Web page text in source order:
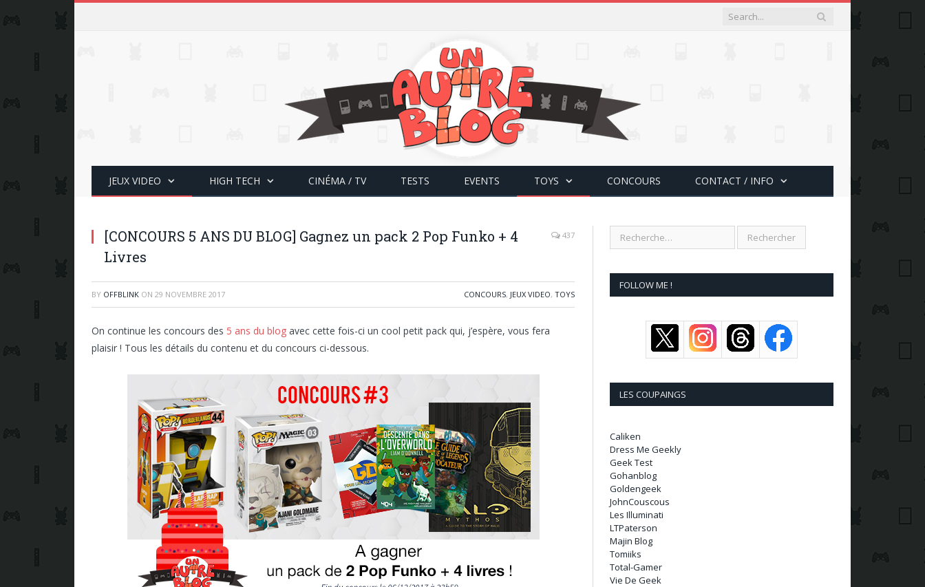
JEUX VIDEO HIGH TECH CINÉMA / TV TESTS EVENTS TOYS CONCOURS CONTACT / INFO
[CONCOURS 5 ANS DU BLOG] Gagnez un pack 2 Pop Funko + 4
Livres
437
BY OFFBLINK ON 29 NOVEMBRE 2017 CONCOURS, JEUX VIDEO, TOYS
On continue les concours des 5 ans du blog avec cette fois-ci un cool petit pack qui, j’espère, vous fera
plaisir ! Tous les détails du contenu et du concours ci-dessous.
FOLLOW ME !
LES COUPAINGS
Caliken
Dress Me Geekly
Geek Test
Gohanblog
Goldengeek
JohnCouscous
Les Illuminati
LTPaterson
Majin Blog
Tomiiks
Total-Gamer
Vie De Geek